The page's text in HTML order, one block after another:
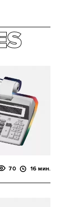
70 16 мин.